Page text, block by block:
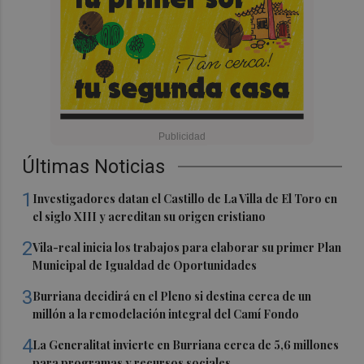
Últimas Noticias
1 Investigadores datan el Castillo de La Villa de El Toro en
el siglo XIII y acreditan su origen cristiano
2Vila-real inicia los trabajos para elaborar su primer Plan
Municipal de Igualdad de Oportunidades
3Burriana decidirá en el Pleno si destina cerca de un
millón a la remodelación integral del Camí Fondo
4La Generalitat invierte en Burriana cerca de 5,6 millones